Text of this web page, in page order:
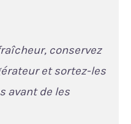
conservez
et sortez-les
avant de les